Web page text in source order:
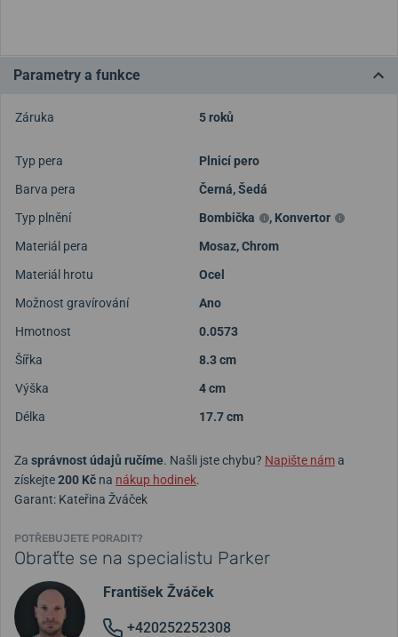
Parametry a funkce
Záruka 5 roků
Typ pera
Plnicí pero
Barva pera
Černá,Šedá
Typ plnění
Bombička , Konvertor
Materiál pera
Mosaz,Chrom
Materiál hrotu
Ocel
Možnost gravírování
Ano
Hmotnost
0.0573
Šířka
8.3 cm
Výška
4 cm
Délka
17.7 cm
Za správnost údajů ručíme. Našli jste chybu? Napište náma
získejte200 Kč na nákup hodinek.
Garant: Kateřina Žváček
POTŘEBUJETE PORADIT?
Obraťte se na specialistu Parker
František Žváček
+420252252308